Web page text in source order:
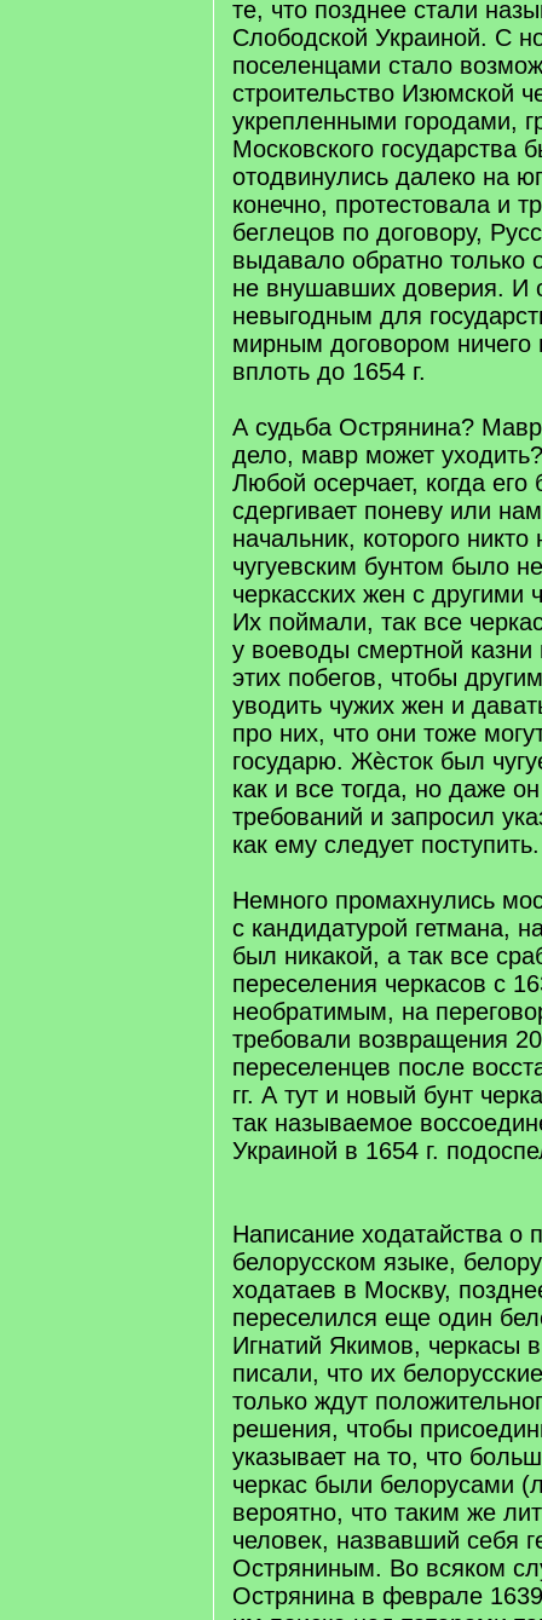
те, что позднее стали
Слободской Украиной. С
поселенцами стало
строительство Изюмской
укрепленными городами,
Московского государства
отодвинулись далеко на
конечно, протестовала и
беглецов по договору,
выдавало обратно только
не внушавших доверия. И
невыгодным для
мирным договором ничего
вплоть до 1654 г.
А судьба Острянина?
дело, мавр может
Любой осерчает, когда
сдергивает поневу или
начальник, которого
чугуевским бунтом было
черкасских жен с другими
Их поймали, так все
у воеводы смертной казни
этих побегов, чтобы
уводить чужих жен и
про них, что они тоже
государю. Жѐсток был
как и все тогда, но даже
требований и запросил
как ему следует поступить.
Немного промахнулись
с кандидатурой гетмана,
был никакой, а так все
переселения черкасов с
необратимым, на
требовали возвращения
переселенцев после
гг. А тут и новый бунт
так называемое
Украиной в 1654 г.
Написание ходатайства о
белорусском языке,
ходатаев в Москву,
переселился еще один
Игнатий Якимов, черкасы
писали, что их
только ждут
решения, чтобы
указывает на то, что
черкас были белорусами
вероятно, что таким же
человек, назвавший себя
Остряниным. Во всяком
Острянина в феврале